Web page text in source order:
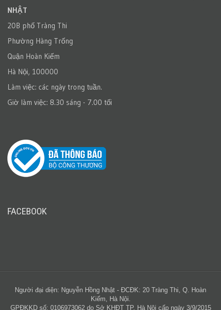
NHẬT
20B phố Tràng Thi
Phường Hàng Trống
Quận Hoàn Kiếm
Hà Nội, 100000
Làm việc: các ngày trong tuần.
Giờ làm việc: 8.30 sáng - 7.00 tối
FACEBOOK
Người đại diện: Nguyễn Hồng Nhật - ĐCĐK: 20 Tràng Thi, Q. Hoàn
Kiếm, Hà Nội.
GPĐKKD số: 0106973062 do Sở KHĐT TP. Hà Nội cấp ngày 3/9/2015